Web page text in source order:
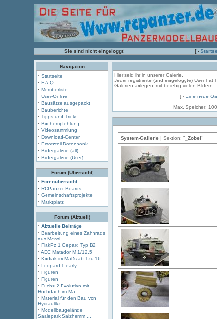
Sie sind nicht eingeloggt! [ -
Navigation
· Startseite
· F.A.Q.
· Memberliste
· User-Online
· Bausätze ausgepackt
· Bauberichte
· Tipps und Tricks
· Buchempfehlung
· Videosammlung
· Download-Center
· Ersatzteil-Datenbank
· Bildergalerie (alt)
· Bildergalerie (User)
Forum (Übersicht)
· Forenübersicht
· RCPanzer Boards
· Gemeinschaftsprojekte
· Marktplatz
Forum (Aktuell)
· Aktuelle Beiträge
· Bearbeitung eines Zahnrads
aus Messi ...
· FlakPz 1 Gepard Typ B2
· AEC Matador M 1/12,5
· Kodiak im Maßstab 1zu 16
· Leopard 1 early
· Figuren
· Figuren
· Fuchs 2 Evolution mit
Hochdach im Ma ...
· Material für den Bau von
Hydraulikz ...
· Modellbaugelände
Saalepark Salzhemm ...
Hier seid ihr in unserer Galerie.
Jeder registrierte (und eingeloggte) User hat
Galerien anlegen, mit beliebig vielen Bildern.
[ - Eine neue
Max. Speicher:
System-Gallerie | Sektion: " _Zobel"